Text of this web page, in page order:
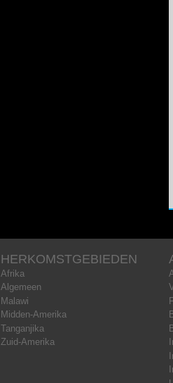
HERKOMSTGEBIEDEN
Afrika
Algemeen
Malawi
Midden-Amerika
Tanganjika
Zuid-Amerika